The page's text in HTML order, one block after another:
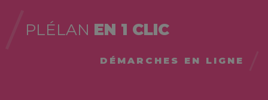
PLÉLAN EN 1 CLIC
DÉMARCHES EN LIGNE